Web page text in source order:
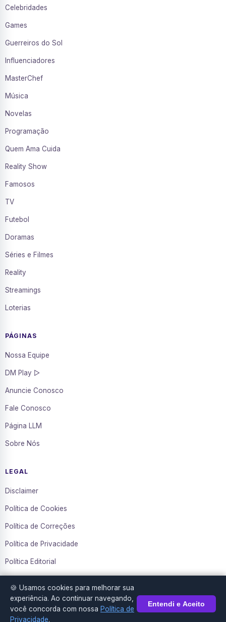
Celebridades
Games
Guerreiros do Sol
Influenciadores
MasterChef
Música
Novelas
Programação
Quem Ama Cuida
Reality Show
Famosos
TV
Futebol
Doramas
Séries e Filmes
Reality
Streamings
Loterias
PÁGINAS
Nossa Equipe
DM Play ▷
Anuncie Conosco
Fale Conosco
Página LLM
Sobre Nós
LEGAL
Disclaimer
Política de Cookies
Política de Correções
Política de Privacidade
Política Editorial
Transparência
© 2016–2026 Diário da Mídia. Todos os direitos reservados.
🍪 Usamos cookies para melhorar sua
experiência. Ao continuar navegando,
você concorda com nossa Política de
Privacidade.
Entendi e Aceito